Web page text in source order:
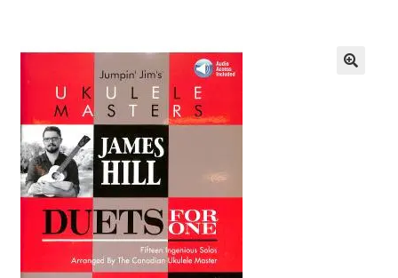
öffnen
vor Ort – in Leipzig
Kontakt / Impressum / AGB & co